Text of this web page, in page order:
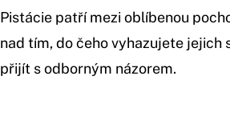
Pistácie patří mezi oblíbenou
nad tím, do čeho vyhazujete jejich
přijít s odborným názorem.